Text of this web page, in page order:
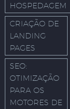
HOSPEDAGEM
CRIAÇÃO DE
LANDING
PAGES
SEO:
OTIMIZAÇÃO
PARA OS
MOTORES DE